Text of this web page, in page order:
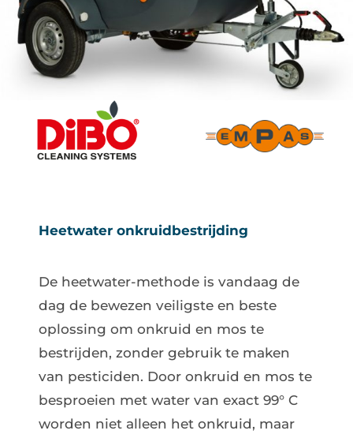
Heetwater onkruidbestrijding
De heetwater-methode is vandaag de
dag de bewezen veiligste en beste
oplossing om onkruid en mos te
bestrijden, zonder gebruik te maken
van pesticiden. Door onkruid en mos te
besproeien met water van exact 99° C
worden niet alleen het onkruid, maar